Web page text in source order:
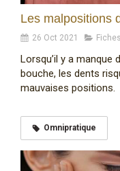
Les malpositions
26 Oct 2021
Lorsqu’il y a manque
bouche, les dents
mauvaises positions.
Omnipratique